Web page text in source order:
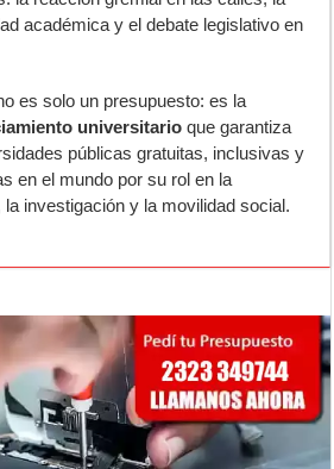
académica y el debate legislativo en
es solo un presupuesto: es la
universitario que garantiza
públicas gratuitas, inclusivas y
en el mundo por su rol en la
investigación y la movilidad social.